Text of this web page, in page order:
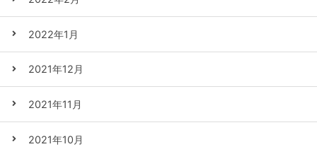
2022年1月
2021年12月
2021年11月
2021年10月